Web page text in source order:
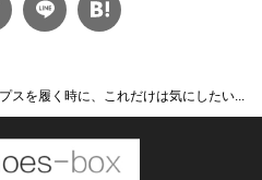
スを履く時に、これだけは気にしたい...